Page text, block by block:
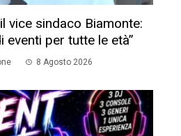
vice sindaco Biamonte:
eventi per tutte le età”
8 Agosto 2026